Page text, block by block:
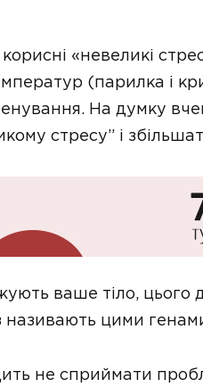
корисні «невеликі
(парилка і
На думку
стресу” і
ваше тіло, цього
цими
не сприймати